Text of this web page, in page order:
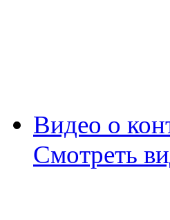
Видео о
Смотреть